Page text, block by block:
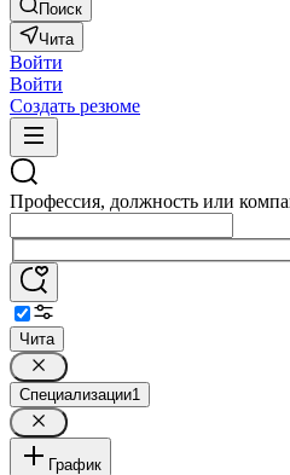
Поиск
Чита
Войти
Войти
Создать резюме
Профессия, должность или
Чита
Специализации1
График